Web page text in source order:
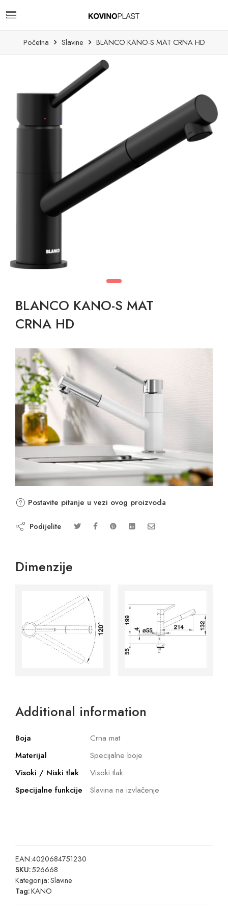
Početna Slavine BLANCO KANO-S MAT CRNA HD
BLANCO KANO-S MAT
CRNA HD
Postavite pitanje u vezi ovog proizvoda
Podijelite
Dimenzije
Additional information
Boja
Crna mat
Materijal
Specijalne boje
Visoki / Niski tlak
Visoki tlak
Specijalne funkcije
Slavina na izvlačenje
EAN:4020684751230
SKU:526668
Kategorija:Slavine
Tag:KANO